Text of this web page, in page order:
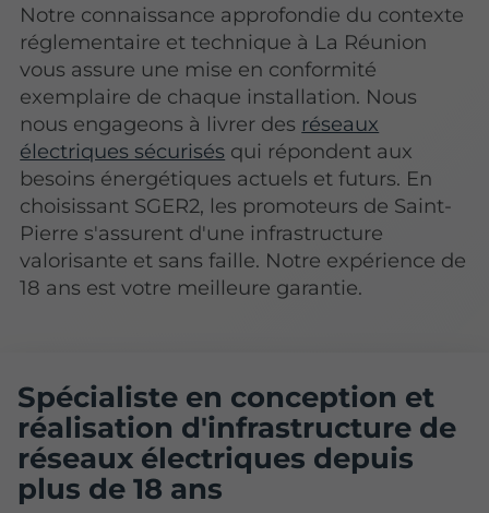
Notre connaissance approfondie du contexte
réglementaire et technique à La Réunion
vous assure une mise en conformité
exemplaire de chaque installation. Nous
nous engageons à livrer des réseaux
électriques sécurisés qui répondent aux
besoins énergétiques actuels et futurs. En
choisissant SGER2, les promoteurs de Saint-
Pierre s'assurent d'une infrastructure
valorisante et sans faille. Notre expérience de
18 ans est votre meilleure garantie.
Spécialiste en conception et
réalisation d'infrastructure de
réseaux électriques depuis
plus de 18 ans